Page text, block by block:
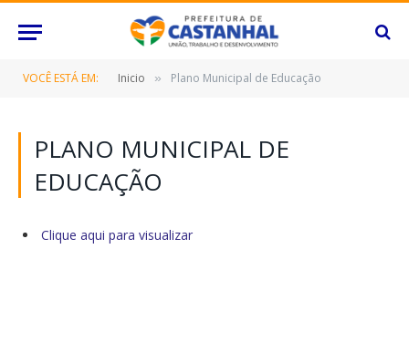
VOCÊ ESTÁ EM: Inicio » Plano Municipal de Educação
PLANO MUNICIPAL DE
EDUCAÇÃO
Clique aqui para visualizar